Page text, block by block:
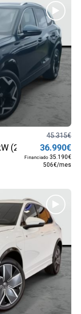
(204 CV) DSG6
45.315€
36.990€
Financiado 35.190€
506€/mes